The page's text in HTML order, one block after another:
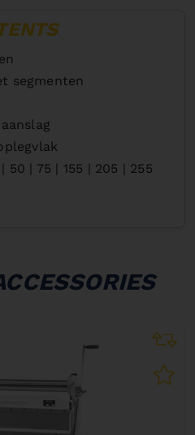
segmenten
50 | 75 | 155 | 205 | 255